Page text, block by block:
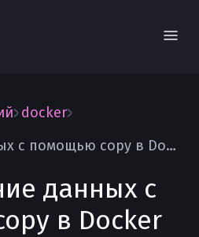
Вход
docker
Копирование данных с помощью copy в Docker
данных с
в Docker